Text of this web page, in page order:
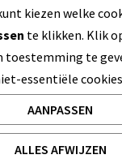
13 JANUARI 2024
kiezen welke
te klikken. Klik
toestemming te
essentiële
AANPASSEN
ALLES AFWIJZEN